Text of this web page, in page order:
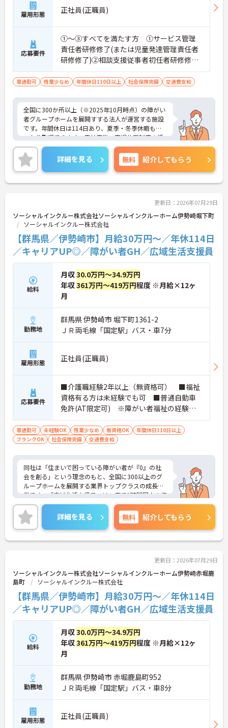
雇用形態 正社員(正職員)
応募要件
①～③すべてを満たす方 ①サービス管理
責任者研修修了(または児童発達管理責任者
研修修了)②相談支援従事者初任者研修修了
(または相談支援従事者実務者研修修了)③普
通自動車運転免許(AT限定可)
車通勤可 残業少なめ 年間休日110日以上 社会保険完備 交通費支給
全国に300か所以上（※2025年10月時点）の障がい
者グループホームを展開すする法人が運営する施設
です。年間休日は114日あり、夏季・冬季休暇もし
っかり取得できます。産前産後・育児休暇制度の活
用実績も豊富で、子育て中の方も多数活躍してお
り、ライフステージに変化があっても安心して長く
働ける環境です。職場では20代から60代まで幅広い
年代のスタッフがそれぞれの経験を活かして活躍し
ています。一般社員研修や外部勉強会受講支援な
心です。また、請求・申請業務は本社専門部署が一
括対応するため、利用者さまへの支援に集中できま
す。キャリアアップを目指したい方、プライベート
と両立しながら専門性を高めたい方におすすめで
す。ご興味のある方は詳細等をお伝えしますので、
お気軽にお問い合わせください。
詳細を見る 無料 紹介してもらう
更新日：2026年07月29日
ソーシャルインクルー株式会社ソーシャルインクルーホーム伊勢崎堀下町
ソーシャルインクルー株式会社
【群馬県／伊勢崎市】月給30万円～／年休114日
／キャリアUP◎／障がい者GH／広域生活支援員
給料
月収30.0万円～34.9万円
年収361万円～419万円程度 ※月給×12ヶ
月
勤務地
群馬県 伊勢崎市 堀下町1361-2
ＪＲ両毛線「国定駅」バス・車7分
雇用形態 正社員(正職員)
応募要件
■介護職経験2年以上（無資格可） ■福祉
資格有る方は未経験でも可 ■普通自動車
免許(AT限定可) ※障がい者福祉の経験は
不問です。※実務経験2年以上の方、障がい
者福祉に関する経験をお持ちの方大歓迎
車通勤可 未経験OK 残業少なめ 無資格OK
年間休日110日以上
ブランクOK
社会保険完備 交通費支給
同社は「住まいで困っている障がい者が『0』の社
会を創る」という理念のもと、全国に300以上のグ
ループホームを展開する業界トップクラスの成長企
業です。「広域生活支援員」は、車で1時間圏内の複
数施設を横断的に担当し、現場支援とパートスタッ
フのサポートを行うハイクラスなポジションです。
最新設備とバリアフリーが完備され、スタッフの身
体的負担が少なく、広域手当5万円が付与されるこ
とで高い給与水準を実現しています。年間休日114
効率化など、ワークライフバランスを保ちながら定
年70歳まで長期的に活躍できる制度が盤石に整って
います。複数施設を経験することで培われるマネジ
メント視点は、将来的なエリアマネージャーへのキ
ャリアアップにも直結しており、最新の環境で専門
性を発揮したいプロフェッショナルの方にお勧めで
す。
★おすすめPOINT★
・広域支援員として複数のホームを巡るため、各ホ
ームのパートスタッフの教育やサポートにも携わる
ネージャー候補としてのステップアップに直結しま
す。
があり、20代から60代まで幅広い年代が活躍してい
ます。年間休日も114日確保されているため、無理
なく長期的なキャリアを築いていただけます。
詳細を見る 無料 紹介してもらう
更新日：2026年07月29日
ソーシャルインクルー株式会社ソーシャルインクルーホーム伊勢崎赤堀鹿
島町
ソーシャルインクルー株式会社
【群馬県／伊勢崎市】月給30万円～／年休114日
／キャリアUP◎／障がい者GH／広域生活支援員
給料
月収30.0万円～34.9万円
年収361万円～419万円程度 ※月給×12ヶ
月
勤務地
群馬県 伊勢崎市 赤堀鹿島町952
ＪＲ両毛線「国定駅」バス・車8分
雇用形態 正社員(正職員)